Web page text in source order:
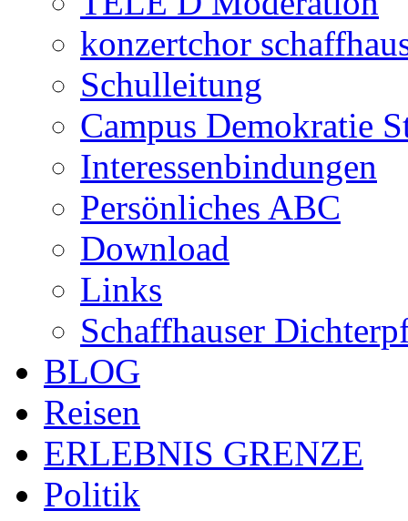
konzertchor
Schulleitung
Campus Demokratie
Interessenbindungen
Persönliches ABC
Download
Links
Schaffhauser
BLOG
Reisen
ERLEBNIS GRENZE
Politik